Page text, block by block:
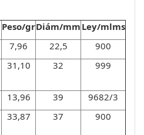
Peso/grDiám/mm Ley/mlms
7,96 22,5 900
31,10 32 999
13,96 39 9682/3
33,87 37 900